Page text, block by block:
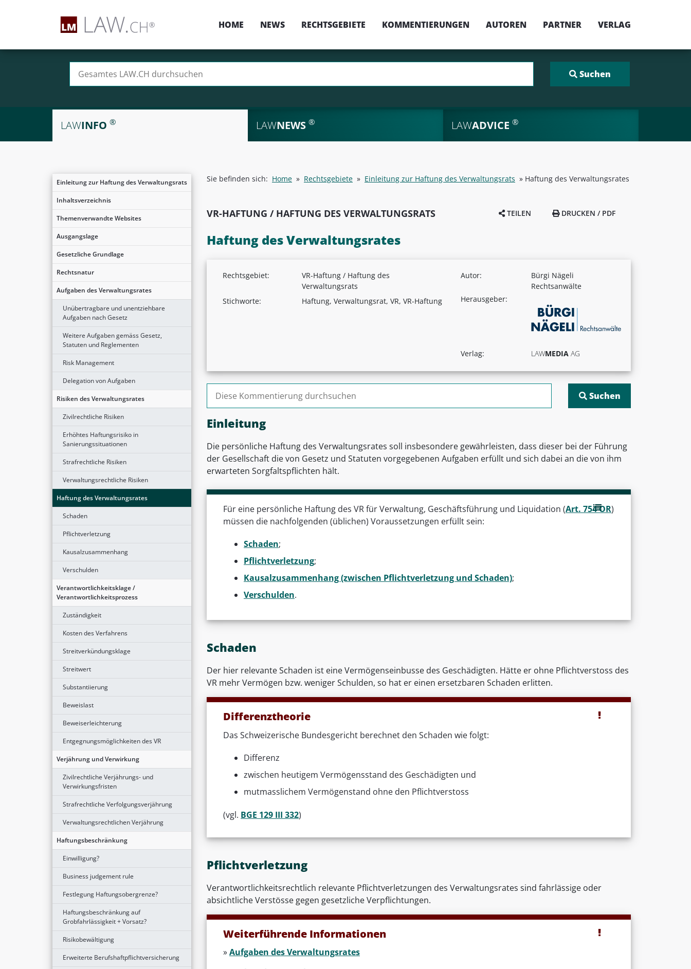
HOME NEWS RECHTSGEBIETE KOMMENTIERUNGEN AUTOREN PARTNER VERLAG
LAWINFO ® LAWNEWS ® LAWADVICE ®
Einleitung zur Haftung des Verwaltungsrats
Inhaltsverzeichnis
Themenverwandte Websites
Ausgangslage
Gesetzliche Grundlage
Rechtsnatur
Aufgaben des Verwaltungsrates
Unübertragbare und unentziehbare
Aufgaben nach Gesetz
Weitere Aufgaben gemäss Gesetz,
Statuten und Reglementen
Risk Management
Delegation von Aufgaben
Risiken des Verwaltungsrates
Zivilrechtliche Risiken
Erhöhtes Haftungsrisiko in
Sanierungssituationen
Strafrechtliche Risiken
Verwaltungsrechtliche Risiken
Haftung des Verwaltungsrates
Schaden
Pflichtverletzung
Kausalzusammenhang
Verschulden
Verantwortlichkeitsklage /
Verantwortlichkeitsprozess
Zuständigkeit
Kosten des Verfahrens
Streitverkündungsklage
Streitwert
Substantiierung
Beweislast
Beweiserleichterung
Entgegnungsmöglichkeiten des VR
Verjährung und Verwirkung
Zivilrechtliche Verjährungs- und
Verwirkungsfristen
Strafrechtliche Verfolgungsverjährung
Verwaltungsrechtlichen Verjährung
Haftungsbeschränkung
Einwilligung?
Business judgement rule
Festlegung Haftungsobergrenze?
Haftungsbeschränkung auf
Grobfahrlässigkeit + Vorsatz?
Risikobewältigung
Erweiterte Berufshaftpflichtversicherung
Sie befinden sich: Home » Rechtsgebiete » Einleitung zur Haftung des Verwaltungsrats » Haftung des Verwaltungsrates
VR-HAFTUNG / HAFTUNG DES VERWALTUNGSRATS TEILEN DRUCKEN / PDF
Haftung des Verwaltungsrates
Rechtsgebiet:
VR-Haftung / Haftung des
Verwaltungsrats
Stichworte:
Haftung, Verwaltungsrat, VR, VR-Haftung
Autor:
Bürgi Nägeli
Rechtsanwälte
Herausgeber:
Verlag: LAWMEDIA AG
Suchen nach:
Einleitung
Die persönliche Haftung des Verwaltungsrates soll insbesondere gewährleisten, dass dieser bei der Führung
der Gesellschaft die von Gesetz und Statuten vorgegebenen Aufgaben erfüllt und sich dabei an die von ihm
erwarteten Sorgfaltspflichten hält.
Für eine persönliche Haftung des VR für Verwaltung, Geschäftsführung und Liquidation (Art. 754 OR)
müssen die nachfolgenden (üblichen) Voraussetzungen erfüllt sein:
Schaden;
Pflichtverletzung;
Kausalzusammenhang (zwischen Pflichtverletzung und Schaden);
Verschulden.
Schaden
Der hier relevante Schaden ist eine Vermögenseinbusse des Geschädigten. Hätte er ohne Pflichtverstoss des
VR mehr Vermögen bzw. weniger Schulden, so hat er einen ersetzbaren Schaden erlitten.
Differenztheorie
Das Schweizerische Bundesgericht berechnet den Schaden wie folgt:
Differenz
zwischen heutigem Vermögensstand des Geschädigten und
mutmasslichem Vermögenstand ohne den Pflichtverstoss
(vgl. BGE 129 III 332)
Pflichtverletzung
Verantwortlichkeitsrechtlich relevante Pflichtverletzungen des Verwaltungsrates sind fahrlässige oder
absichtliche Verstösse gegen gesetzliche Verpflichtungen.
Weiterführende Informationen
»Aufgaben des Verwaltungsrates